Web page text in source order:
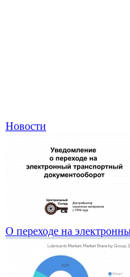
Новости
О переходе на